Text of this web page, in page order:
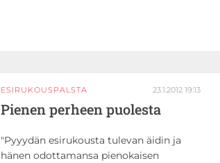
ESIRUKOUSPALSTA 23.1.2012 19:13
Pienen perheen puolesta
Pyyydän esirukousta tulevan äidin ja
hänen odottamansa pienokaisen